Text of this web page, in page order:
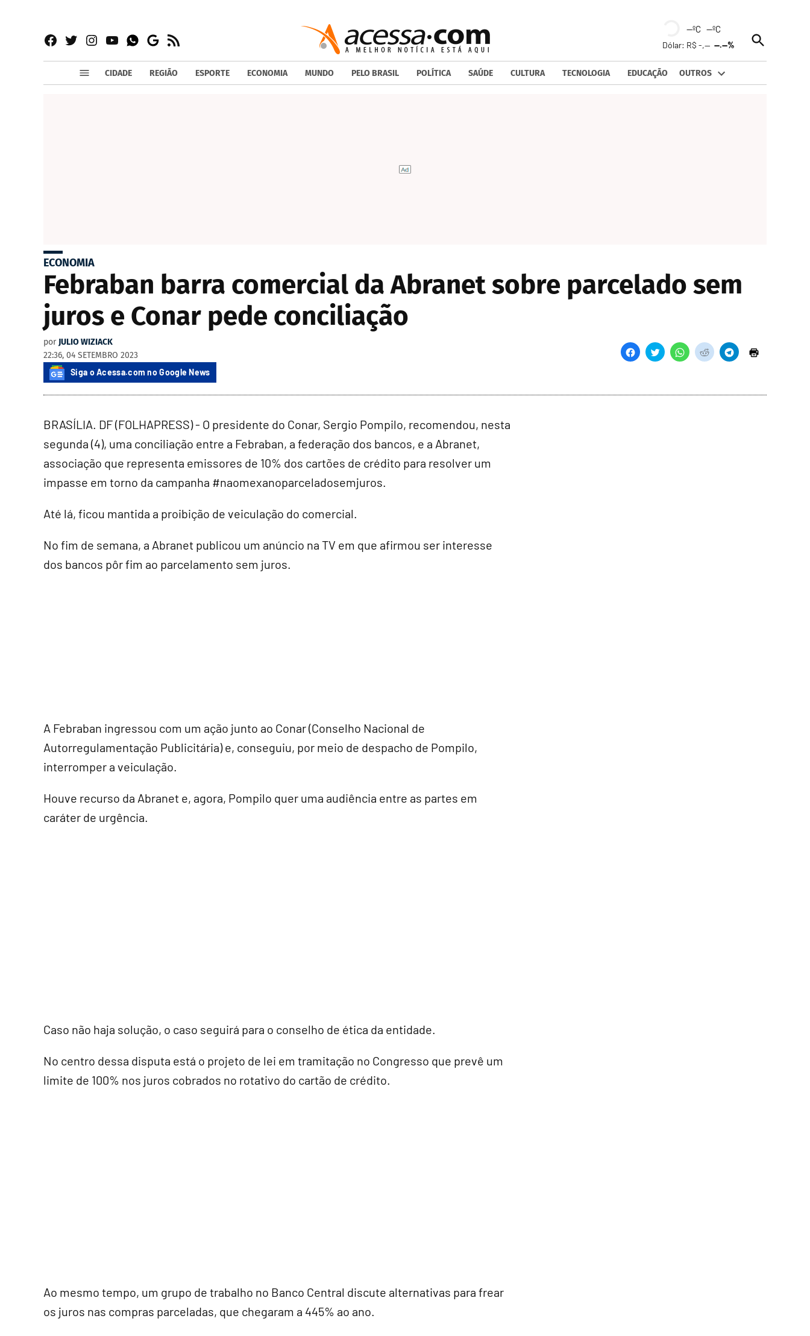
Facebook
TwitterInstagram
YouTubeWhatsapp
Google
News
RSS
--ºC --ºC
Dólar: R$ -,----.--%
Open
Search
CIDADE REGIÃO ESPORTE ECONOMIA MUNDO PELO BRASIL POLÍTICA SAÚDE CULTURA TECNOLOGIA EDUCAÇÃO OUTROS
ECONOMIA
Febraban barra comercial da Abranet sobre parcelado sem
juros e Conar pede conciliação
por JULIO WIZIACK
22:36, 04 SETEMBRO 2023
Siga o Acessa.com no Google News
BRASÍLIA. DF (FOLHAPRESS) - O presidente do Conar, Sergio Pompilo, recomendou, nesta
segunda (4), uma conciliação entre a Febraban, a federação dos bancos, e a Abranet,
associação que representa emissores de 10% dos cartões de crédito para resolver um
impasse em torno da campanha #naomexanoparceladosemjuros.
Até lá, ficou mantida a proibição de veiculação do comercial.
No fim de semana, a Abranet publicou um anúncio na TV em que afirmou ser interesse
dos bancos pôr fim ao parcelamento sem juros.
A Febraban ingressou com um ação junto ao Conar (Conselho Nacional de
Autorregulamentação Publicitária) e, conseguiu, por meio de despacho de Pompilo,
interromper a veiculação.
Houve recurso da Abranet e, agora, Pompilo quer uma audiência entre as partes em
caráter de urgência.
Caso não haja solução, o caso seguirá para o conselho de ética da entidade.
No centro dessa disputa está o projeto de lei em tramitação no Congresso que prevê um
limite de 100% nos juros cobrados no rotativo do cartão de crédito.
Ao mesmo tempo, um grupo de trabalho no Banco Central discute alternativas para frear
os juros nas compras parceladas, que chegaram a 445% ao ano.